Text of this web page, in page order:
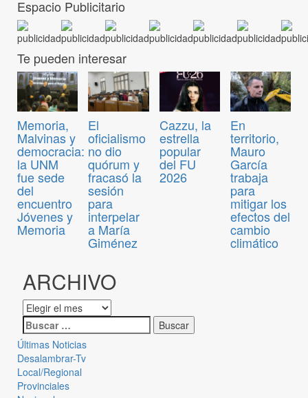
Espacio Publicitario
Te pueden interesar
Memoria,
Malvinas y
democracia:
la UNM
fue sede
del
encuentro
Jóvenes y
Memoria
El
oficialismo
no dio
quórum y
fracasó la
sesión
para
interpelar
a María
Giménez
Cazzu, la
estrella
popular
del FU
2026
En
territorio,
Mauro
García
trabaja
para
mitigar los
efectos del
cambio
climático
ARCHIVO
Últimas Noticias
Desalambrar-Tv
Local/Regional
Provinciales